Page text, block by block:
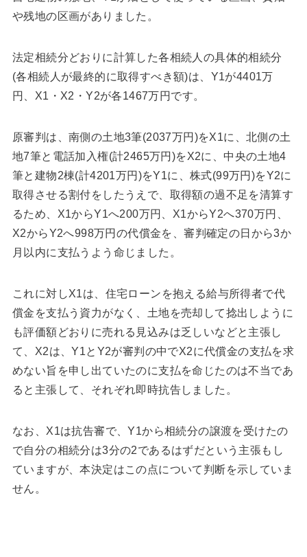
や残地の区画がありました。
法定相続分どおりに計算した各相続人の具体的相続分
(各相続人が最終的に取得すべき額)は、Y1が4401万
円、X1・X2・Y2が各1467万円です。
原審判は、南側の土地3筆(2037万円)をX1に、北側の土
地7筆と電話加入権(計2465万円)をX2に、中央の土地4
筆と建物2棟(計4201万円)をY1に、株式(99万円)をY2に
取得させる割付をしたうえで、取得額の過不足を清算す
るため、X1からY1へ200万円、X1からY2へ370万円、
X2からY2へ998万円の代償金を、審判確定の日から3か
月以内に支払うよう命じました。
これに対しX1は、住宅ローンを抱える給与所得者で代
償金を支払う資力がなく、土地を売却して捻出しように
も評価額どおりに売れる見込みは乏しいなどと主張し
て、X2は、Y1とY2が審判の中でX2に代償金の支払を求
めない旨を申し出ていたのに支払を命じたのは不当であ
ると主張して、それぞれ即時抗告しました。
なお、X1は抗告審で、Y1から相続分の譲渡を受けたの
で自分の相続分は3分の2であるはずだという主張もし
ていますが、本決定はこの点について判断を示していま
せん。